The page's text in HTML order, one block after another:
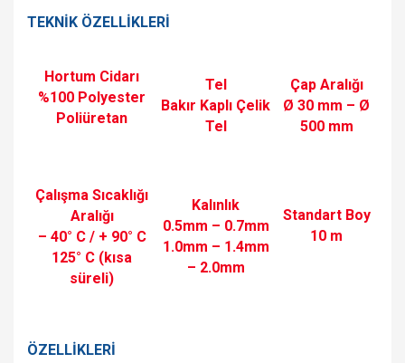
TEKNİK ÖZELLİKLERİ
Hortum Cidarı
%100 Polyester
Poliüretan
Tel
Bakır Kaplı Çelik
Tel
Çap Aralığı
Ø 30 mm – Ø
500 mm
Çalışma Sıcaklığı
Aralığı
– 40° C / + 90° C
125° C (kısa
süreli)
Kalınlık
0.5mm – 0.7mm
1.0mm – 1.4mm
– 2.0mm
Standart Boy
10 m
ÖZELLİKLERİ